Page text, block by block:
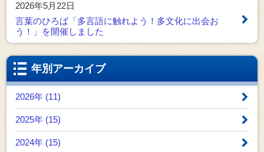
2026年5月22日
言葉のひろば「多言語に触れよう！多文化に出会お
う！」を開催しました
年別アーカイブ
2026年 (11)
2025年 (15)
2024年 (15)